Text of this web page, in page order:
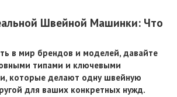
Швейной Машинки: Что
в мир брендов и моделей, давайте
типами и ключевыми
которые делают одну швейную
для ваших конкретных нужд.